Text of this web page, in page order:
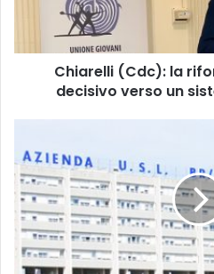
un
sistemaChiarelli (Cdc): la
decisivo verso un
di
radiologia
interventistica
Brindisi
si